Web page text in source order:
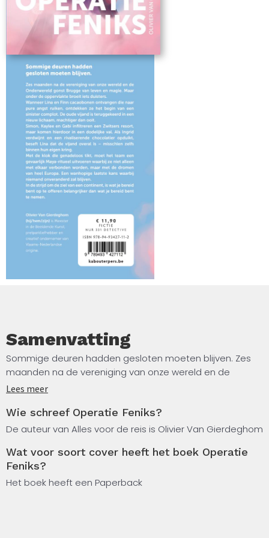
Samenvatting
Sommige deuren hadden gesloten moeten blijven. Zes
maanden na de vereniging van onze wereld en de
Onderwereld gonst Brugge van leven en magie. Maar
Wanneer Lina en Finn cacaobonen ontvangen die naar
sinister complot. De oude vijand is teruggekeerd in een
nieuw lichaam, machtiger dan ooit. Simon, Kaylee en Gabi
infiltreren een Zwitsers resort, maar komen hierdoor in
Lees meer
Wie schreef Operatie Feniks?
De auteur van Alles voor de reis is Olivier Van Gierdeghom
Wat voor soort cover heeft het boek Operatie
Feniks?
Het boek heeft een Paperback